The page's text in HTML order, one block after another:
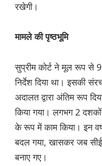
रखेगी।
मामले की पृष्ठभूमि
सुप्रीम कोर्ट ने मूल रूप से
निर्देश दिया था। इसकी
अदालत द्वारा अंतिम रूप
किया गया। लगभग 2
के रूप में काम किया। इन
बदल गया, खासकर जब
बनाए गए।